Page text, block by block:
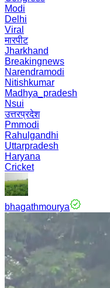
Modi
Delhi
Viral
मारपीट
Jharkhand
Breakingnews
Narendramodi
Nitishkumar
Madhya_pradesh
Nsui
उत्तरप्रदेश
Pmmodi
Rahulgandhi
Uttarpradesh
Haryana
Cricket
bhagathmourya